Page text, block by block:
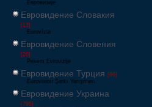
Евровизије
Евровидение Словакия
[13]
Eurovízia
Евровидение Словения
[26]
Pesem Evrovizije
Евровидение Турция [66]
Eurovision Şarkı Yarışması
Евровидение Украина
[796]